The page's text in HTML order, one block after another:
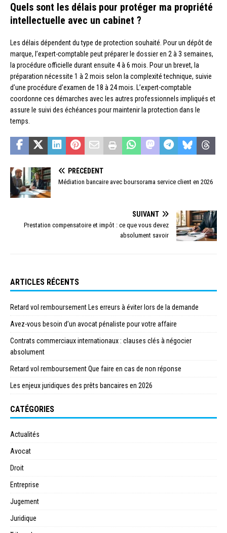
Quels sont les délais pour protéger ma propriété
intellectuelle avec un cabinet ?
Les délais dépendent du type de protection souhaité. Pour un dépôt de
marque, l’expert-comptable peut préparer le dossier en 2 à 3 semaines,
la procédure officielle durant ensuite 4 à 6 mois. Pour un brevet, la
préparation nécessite 1 à 2 mois selon la complexité technique, suivie
d’une procédure d’examen de 18 à 24 mois. L’expert-comptable
coordonne ces démarches avec les autres professionnels impliqués et
assure le suivi des échéances pour maintenir la protection dans le
temps.
PRÉCÉDENT
Médiation bancaire avec boursorama service client en 2026
SUIVANT
Prestation compensatoire et impôt : ce que vous devez
absolument savoir
ARTICLES RÉCENTS
Retard vol remboursement Les erreurs à éviter lors de la demande
Avez-vous besoin d’un avocat pénaliste pour votre affaire
Contrats commerciaux internationaux : clauses clés à négocier
absolument
Retard vol remboursement Que faire en cas de non réponse
Les enjeux juridiques des prêts bancaires en 2026
CATÉGORIES
Actualités
Avocat
Droit
Entreprise
Jugement
Juridique